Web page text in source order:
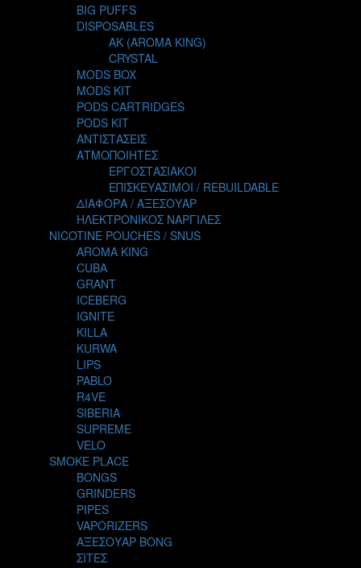
NUBO
OMERTA LIQUIDS
OPMH PROJECT
S-ELF JUICE
SADBOY
SCANDAL
SECRET FOREST
STEAM CITY LIQUIDS
STEAM TRAIN
STEAMPUNK
TALES
TATTOO
THE ALCHEMIST
THE SMOKER'S CLUB
TIKI MAHU
TWIST
VGOD
WILD ZOO
YETI
BIG PUFFS
DISPOSABLES
AK (AROMA KING)
CRYSTAL
MODS BOX
MODS KIT
PODS CARTRIDGES
PODS KIT
ΑΝΤΙΣΤΑΣΕΙΣ
ΑΤΜΟΠΟΙΗΤΕΣ
ΕΡΓΟΣΤΑΣΙΑΚΟΙ
ΕΠΙΣΚΕΥΑΣΙΜΟΙ / REBUILDABLE
ΔΙΑΦΟΡΑ / ΑΞΕΣΟΥΑΡ
ΗΛΕΚΤΡΟΝΙΚΟΣ ΝΑΡΓΙΛΕΣ
NICOTINE POUCHES / SNUS
AROMA KING
CUBA
GRANT
ICEBERG
IGNITE
KILLA
KURWA
LIPS
PABLO
R4VE
SIBERIA
SUPREME
VELO
SMOKE PLACE
BONGS
GRINDERS
PIPES
VAPORIZERS
ΑΞΕΣΟΥΑΡ BONG
ΣΙΤΕΣ